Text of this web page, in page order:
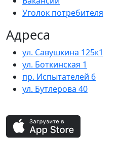
Уголок потребителя
Адреса
ул. Савушкина 125к1
ул. Боткинская 1
пр. Испытателей 6
ул. Бутлерова 40